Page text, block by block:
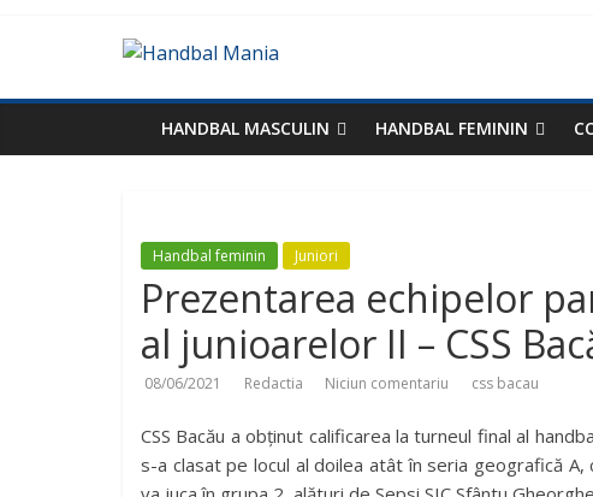
HANDBAL MASCULIN HANDBAL FEMININ
Handbal feminin Juniori
Prezentarea echipelor
al junioarelor II – CSS
08/06/2021 Redactia Niciun comentariu css bacau
CSS Bacău a obținut calificarea la turneul final al
s-a clasat pe locul al doilea atât în seria geografică A,